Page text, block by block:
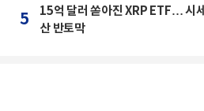
5
15억 달러 쏟아진 XRP ETF… 시
산 반토막